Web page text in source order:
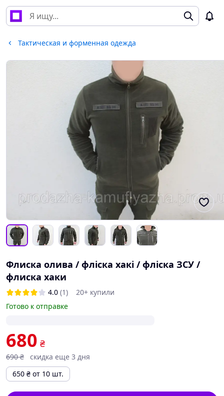
Тактическая и форменная одежда
Флиска олива / фліска хакі / фліска ЗСУ /
флиска хаки
4.0 (1)
20+ купили
Готово к отправке
680 ₴
690 ₴
скидка еще 3 дня
650 ₴ от 10 шт.